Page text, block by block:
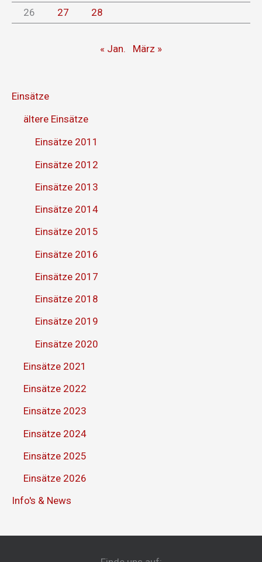
26
27 28
« Jan. März »
Einsätze
ältere Einsätze
Einsätze 2011
Einsätze 2012
Einsätze 2013
Einsätze 2014
Einsätze 2015
Einsätze 2016
Einsätze 2017
Einsätze 2018
Einsätze 2019
Einsätze 2020
Einsätze 2021
Einsätze 2022
Einsätze 2023
Einsätze 2024
Einsätze 2025
Einsätze 2026
Info's & News